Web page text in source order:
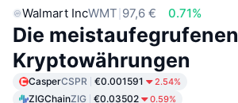
Walmart IncWMT 97,6 € 0.71%
Die meistaufegrufenen
Kryptowährungen
CasperCSPR €0.001591 2.54%
ZIGChainZIG €0.03502 0.59%